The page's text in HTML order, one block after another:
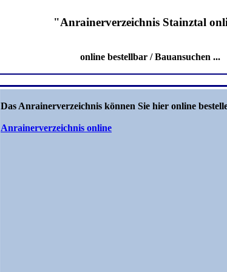
"Anrainerverzeichnis Stainztal
online bestellbar / Bauansuchen ...
Das Anrainerverzeichnis können Sie hier online
Anrainerverzeichnis online